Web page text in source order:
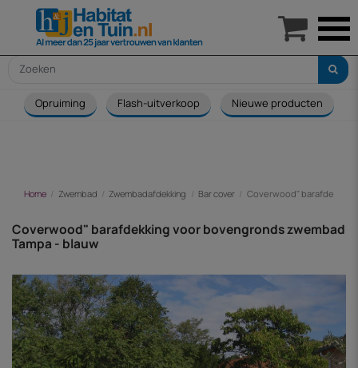
Opruiming Flash-uitverkoop Nieuwe producten
Home Zwembad Zwembadafdekking Bar cover Coverwood"
Coverwood" barafdekking voor bovengronds zwembad
Tampa - blauw
